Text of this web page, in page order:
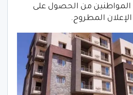
المواطنين من الحصول على
المطروح.